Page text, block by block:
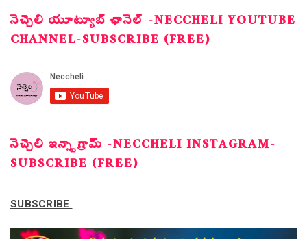
నెచ్చెలి యూట్యూబ్ ఛానెల్ -NECCHELI YOUTUBE
CHANNEL-SUBSCRIBE (FREE)
నెచ్చెలి ఇన్స్టాగ్రామ్ -NECCHELI INSTAGRAM-
SUBSCRIBE (FREE)
SUBSCRIBE